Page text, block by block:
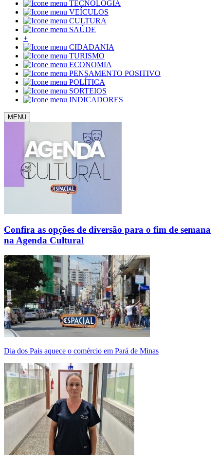
TECNOLOGIA
VEÍCULOS
CULTURA
SAÚDE
+
CIDADANIA
TURISMO
ECONOMIA
PENSAMENTO POSITIVO
POLÍTICA
SORTEIOS
INDICADORES
MENU
Confira as opções de diversão para o fim de semana
na Agenda Cultural
Dia dos Pais aquece o comércio em Pará de Minas